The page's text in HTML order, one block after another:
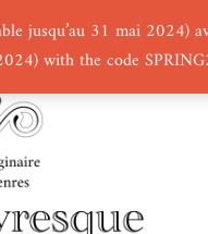
jusqu’au 31 mai 2024)
with the code